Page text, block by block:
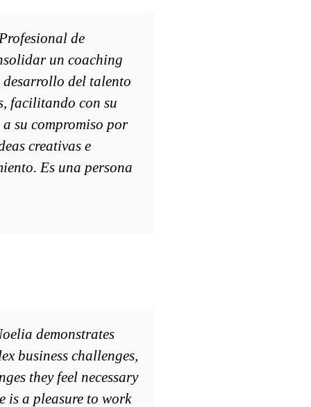
de
un coaching
del talento
facilitando con su
su compromiso por
creativas e
Es una persona
demonstrates
business challenges,
they feel necessary
is a pleasure to work